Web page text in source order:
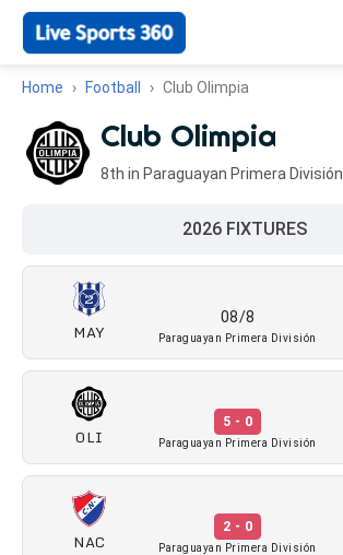
Home Football Club Olimpia
Club Olimpia
8th in Paraguayan Primera División
2026 FIXTURES
MAY
08/8
Paraguayan Primera División
OLI
5 - 0
Paraguayan Primera División
NAC
2 - 0
Paraguayan Primera División